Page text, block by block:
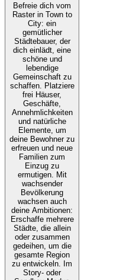
Befreie dich vom
Raster in Town to
City: ein
gemütlicher
Städtebauer, der
dich einlädt, eine
schöne und
lebendige
Gemeinschaft zu
schaffen. Platziere
frei Häuser,
Geschäfte,
Annehmlichkeiten
und natürliche
Elemente, um
deine Bewohner zu
erfreuen und neue
Familien zum
Einzug zu
ermutigen. Mit
wachsender
Bevölkerung
wachsen auch
deine Ambitionen:
Erschaffe mehrere
Städte, die allein
oder zusammen
gedeihen, um die
gesamte Region
zu entwickeln. Im
Story- oder